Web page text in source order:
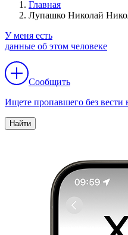
Главная
Лупашко Николай
У меня есть
данные об этом человеке
Сообщить
Ищете пропавшего без вести
Найти